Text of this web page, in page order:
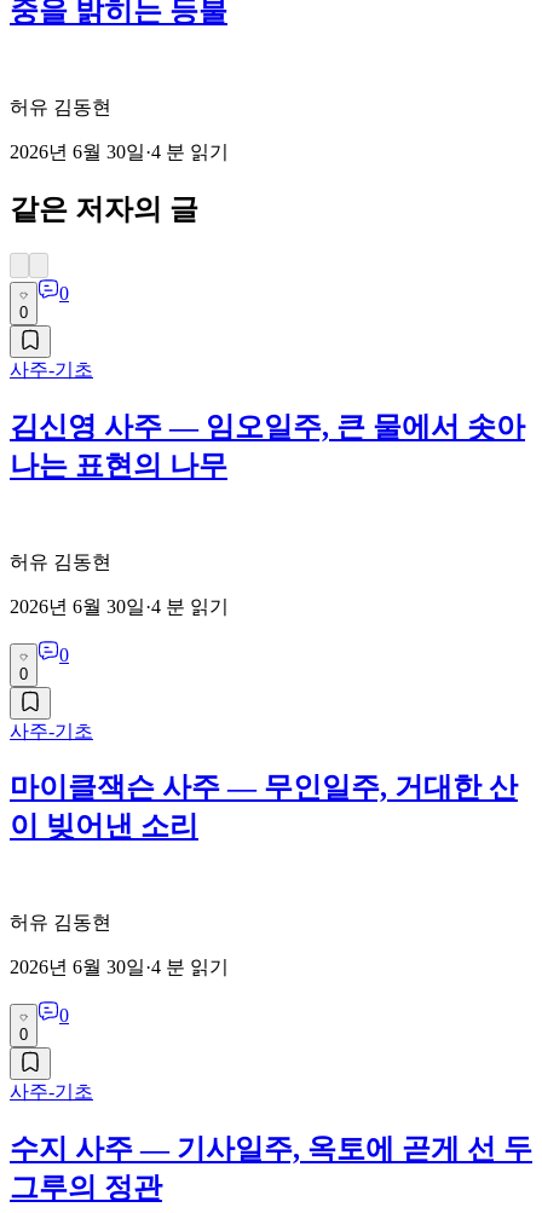
중을 밝히는 등불
허유 김동현
2026년 6월 30일·4 분 읽기
같은 저자의 글
0
0
사주-기초
김신영 사주 — 임오일주, 큰 물에서 솟아
나는 표현의 나무
허유 김동현
2026년 6월 30일·4 분 읽기
0
0
사주-기초
마이클잭슨 사주 — 무인일주, 거대한 산
이 빚어낸 소리
허유 김동현
2026년 6월 30일·4 분 읽기
0
0
사주-기초
수지 사주 — 기사일주, 옥토에 곧게 선 두
그루의 정관